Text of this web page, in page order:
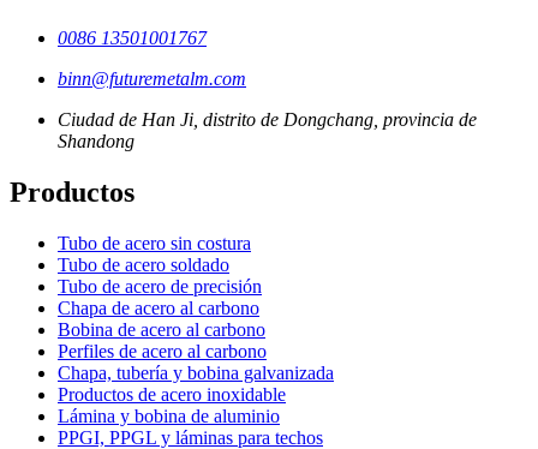
0086 13501001767
binn@futuremetalm.com
Ciudad de Han Ji, distrito de Dongchang, provincia de
Shandong
Productos
Tubo de acero sin costura
Tubo de acero soldado
Tubo de acero de precisión
Chapa de acero al carbono
Bobina de acero al carbono
Perfiles de acero al carbono
Chapa, tubería y bobina galvanizada
Productos de acero inoxidable
Lámina y bobina de aluminio
PPGI, PPGL y láminas para techos